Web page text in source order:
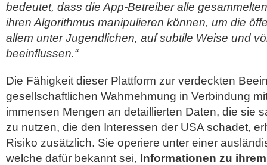
bedeutet, dass die App-Betreiber alle
ihren Algorithmus manipulieren können, um die
allem unter Jugendlichen, auf subtile Weise und
beeinflussen.“
Die Fähigkeit dieser Plattform zur verdeckten
gesellschaftlichen Wahrnehmung in Verbindung
immensen Mengen an detaillierten Daten, die sie
zu nutzen, die den Interessen der USA schadet,
Risiko zusätzlich. Sie operiere unter einer
welche dafür bekannt sei, Informationen zu